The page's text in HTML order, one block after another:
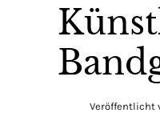
Veröffentlicht